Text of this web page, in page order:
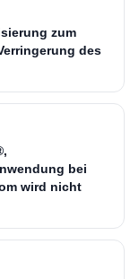
zum
des
bei
wird nicht